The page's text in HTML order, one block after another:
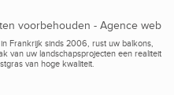
voorbehouden - Agence web
Frankrijk sinds 2006, rust uw balkons,
van uw landschapsprojecten een realiteit
van hoge kwaliteit.